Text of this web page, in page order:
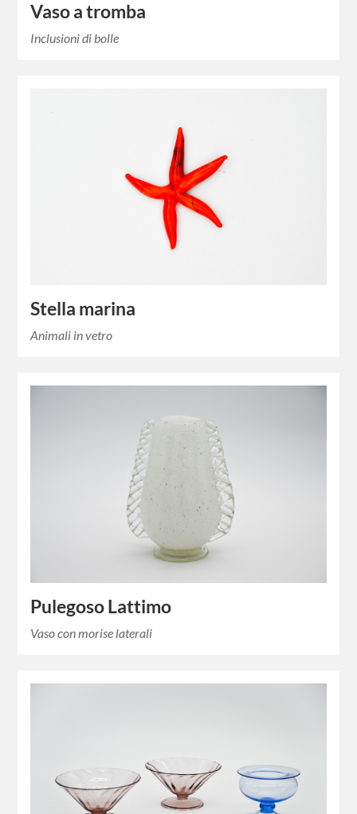
Vaso a tromba
Inclusioni di bolle
Stella marina
Animali in vetro
Pulegoso Lattimo
Vaso con morise laterali